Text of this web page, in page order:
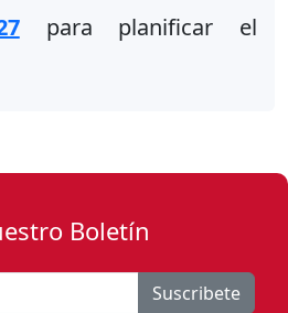
para planificar el
Boletín
Suscribete